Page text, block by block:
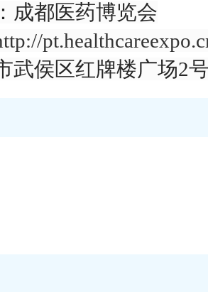
成都医药博览会
武侯区红牌楼广场2